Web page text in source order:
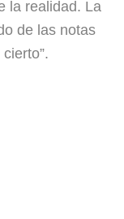
la realidad. La
de las notas